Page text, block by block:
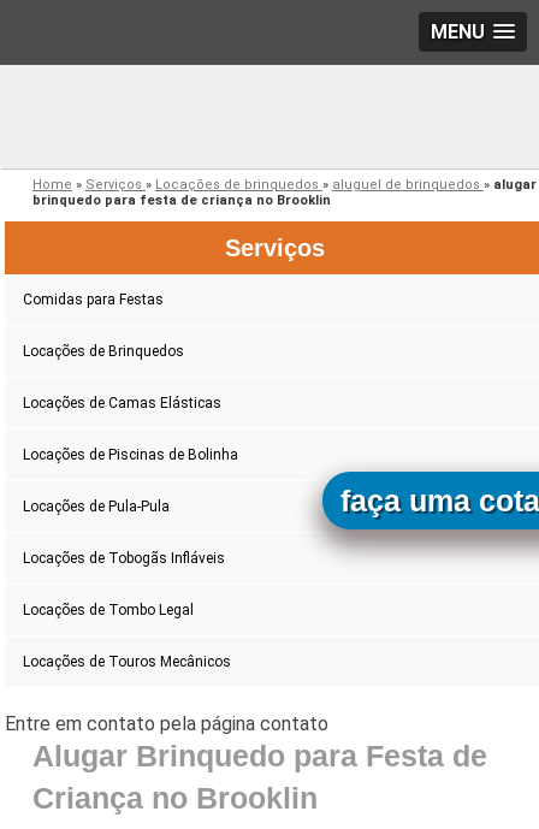
MENU
Home » Serviços » Locações de brinquedos » aluguel de brinquedos » alugar
brinquedo para festa de criança no Brooklin
Serviços
Comidas para Festas
Locações de Brinquedos
Locações de Camas Elásticas
Locações de Piscinas de Bolinha
Locações de Pula-Pula
Locações de Tobogãs Infláveis
Locações de Tombo Legal
Locações de Touros Mecânicos
Alugar Brinquedo para Festa de
Criança no Brooklin
faça uma